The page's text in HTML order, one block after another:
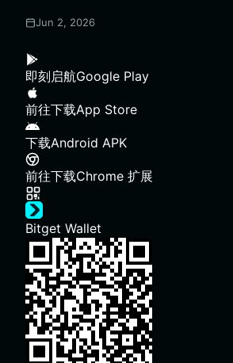
Jun 2, 2026
即刻启航Google Play
前往下载App Store
下载Android APK
前往下载Chrome 扩展
Bitget Wallet